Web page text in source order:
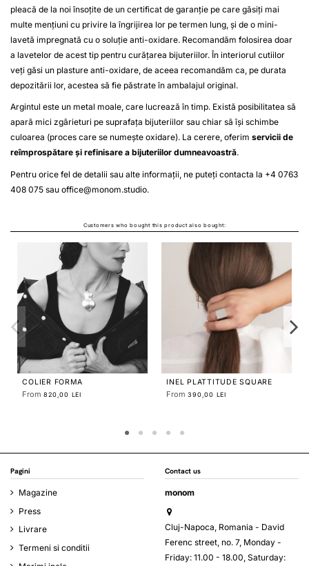
pleacă de la noi însoțite de un certificat de garanție pe care găsiți mai
multe mențiuni cu privire la îngrijirea lor pe termen lung, și de o mini-
lavetă impregnată cu o soluție anti-oxidare. Recomandăm folosirea doar
a lavetelor de acest tip pentru curățarea bijuteriilor. În interiorul cutiilor
veți găsi un plasture anti-oxidare, de aceea recomandăm ca, pe durata
depozitării lor, acestea să fie păstrate în ambalajul original.
Argintul este un metal moale, care lucrează în timp. Există posibilitatea să
apară mici zgârieturi pe suprafața bijuteriilor sau chiar să își schimbe
culoarea (proces care se numește oxidare). La cerere, oferim servicii de
reîmprospătare și refinisare a bijuteriilor dumneavoastră.
Pentru orice fel de detalii sau alte informații, ne puteți contacta la +4 0763
408 075 sau office@monom.studio.
Customers who bought this product also bought:
INEL ETALA PETAL
From560,00 LEI
COLIER IMPERFECT SQUARE
890,00 LEI
Pagini
Magazine
Press
Livrare
Termeni si conditii
Contact us
monom
Cluj-Napoca, Romania - David
Ferenc street, no. 7, Monday -
Friday: 11.00 - 18.00, Saturday: